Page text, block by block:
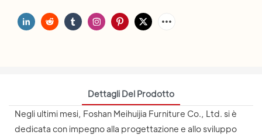
Dettagli Del Prodotto
Negli ultimi mesi, Foshan Meihuijia Furniture Co., Ltd. si è
dedicata con impegno alla progettazione e allo sviluppo